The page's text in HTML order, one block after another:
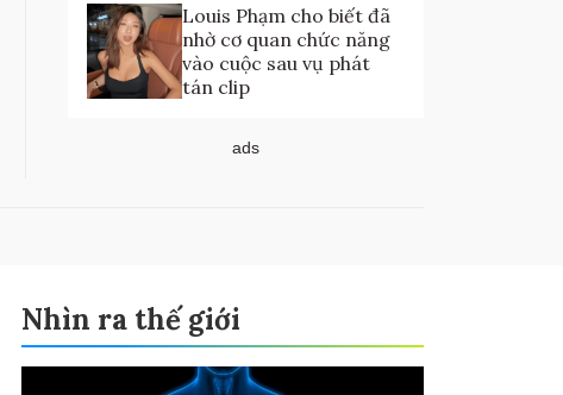
Louis Phạm cho biết đã
nhờ cơ quan chức năng
vào cuộc sau vụ phát
tán clip
ads
Nhìn ra thế giới